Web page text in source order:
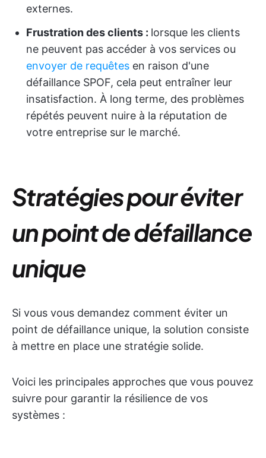
externes.
Frustration des clients : lorsque les clients
ne peuvent pas accéder à vos services ou
envoyer de requêtes en raison d'une
défaillance SPOF, cela peut entraîner leur
insatisfaction. À long terme, des problèmes
répétés peuvent nuire à la réputation de
votre entreprise sur le marché.
Stratégies pour éviter
un point de défaillance
unique
Si vous vous demandez comment éviter un
point de défaillance unique, la solution consiste
à mettre en place une stratégie solide.
Voici les principales approches que vous pouvez
suivre pour garantir la résilience de vos
systèmes :